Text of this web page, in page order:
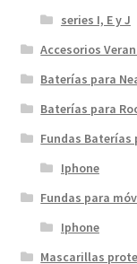
series I, E y J
Accesorios
Baterías para
Baterías para
Fundas Baterías
Iphone
Fundas para
Iphone
Mascarillas